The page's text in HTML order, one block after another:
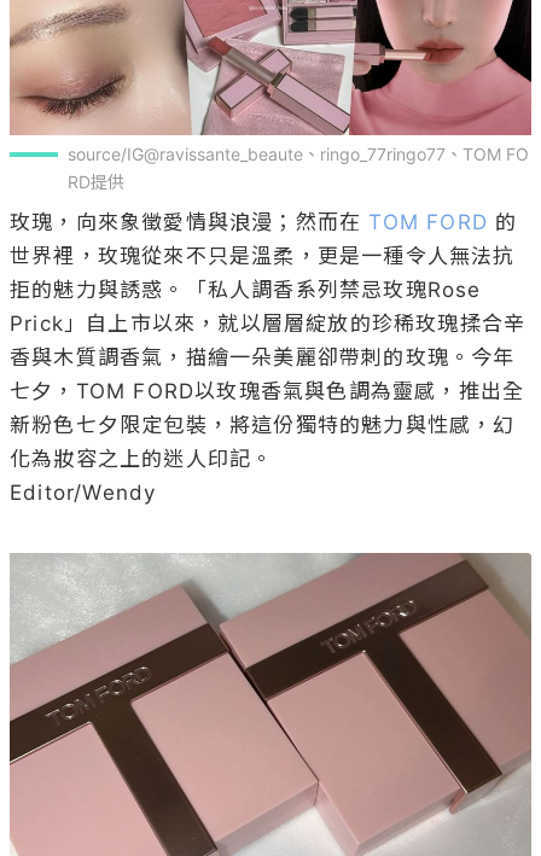
source/IG@ravissante_beaute、ringo_77ringo77、TOM FO
RD提供
玫瑰，向來象徵愛情與浪漫；然而在 TOM FORD 的
世界裡，玫瑰從來不只是溫柔，更是一種令人無法抗
拒的魅力與誘惑。「私人調香系列禁忌玫瑰Rose
Prick」自上市以來，就以層層綻放的珍稀玫瑰揉合辛
香與木質調香氣，描繪一朵美麗卻帶刺的玫瑰。今年
七夕，TOM FORD以玫瑰香氣與色調為靈感，推出全
新粉色七夕限定包裝，將這份獨特的魅力與性感，幻
化為妝容之上的迷人印記。
Editor/Wendy